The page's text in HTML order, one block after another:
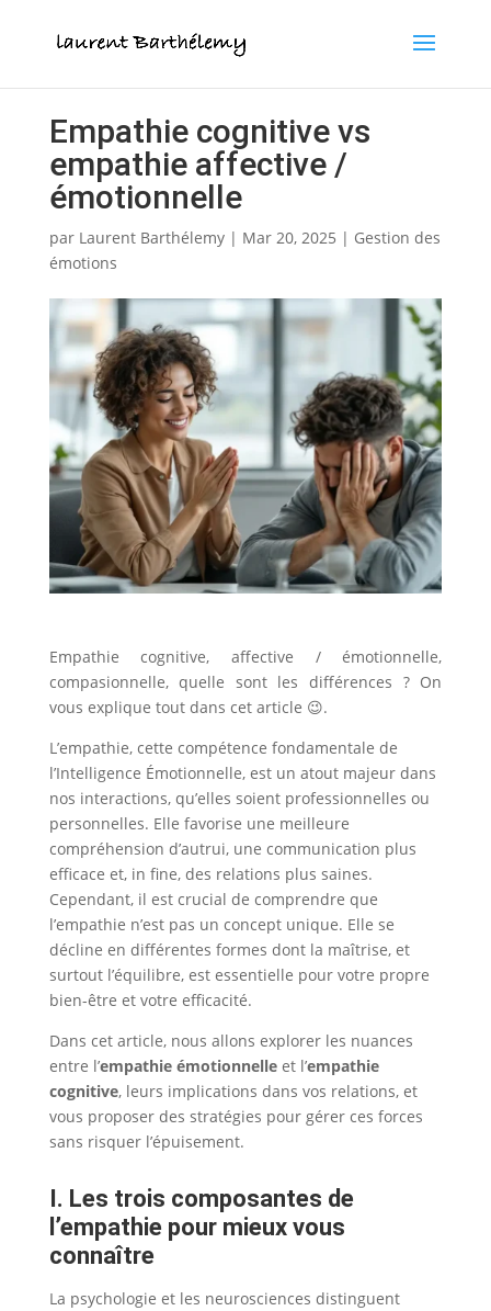
votre QI. Testez votre QE gratuitement.
Empathie cognitive vs
empathie affective /
émotionnelle
par Laurent Barthélemy| Mar 20, 2025 | Gestion des
émotions
Empathie cognitive, affective / émotionnelle,
compasionnelle, quelle sont les différences ? On
vous explique tout dans cet article 😉.
L’empathie, cette compétence fondamentale de
l’Intelligence Émotionnelle, est un atout majeur dans
nos interactions, qu’elles soient professionnelles ou
personnelles. Elle favorise une meilleure
compréhension d’autrui, une communication plus
efficace et, in fine, des relations plus saines.
Cependant, il est crucial de comprendre que
l’empathie n’est pas un concept unique. Elle se
décline en différentes formes dont la maîtrise, et
surtout l’équilibre, est essentielle pour votre propre
bien-être et votre efficacité.
Dans cet article, nous allons explorer les nuances
entre l’empathie émotionnelleet l’empathie
cognitive, leurs implications dans vos relations, et
vous proposer des stratégies pour gérer ces forces
sans risquer l’épuisement.
I. Les trois composantes de
l’empathie pour mieux vous
connaître
La psychologie et les neurosciences distinguent